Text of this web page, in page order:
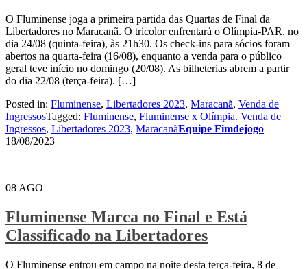
O Fluminense joga a primeira partida das Quartas de Final da
Libertadores no Maracanã. O tricolor enfrentará o Olímpia-PAR, no
dia 24/08 (quinta-feira), às 21h30. Os check-ins para sócios foram
abertos na quarta-feira (16/08), enquanto a venda para o público
geral teve início no domingo (20/08). As bilheterias abrem a partir
do dia 22/08 (terça-feira). […]
Posted in: Fluminense, Libertadores 2023, Maracanã, Venda de
IngressosTagged: Fluminense, Fluminense x Olímpia. Venda de
Ingressos, Libertadores 2023, MaracanãEquipe Fimdejogo
18/08/2023
08 AGO
Fluminense Marca no Final e Está
Classificado na Libertadores
O Fluminense entrou em campo na noite desta terça-feira, 8 de